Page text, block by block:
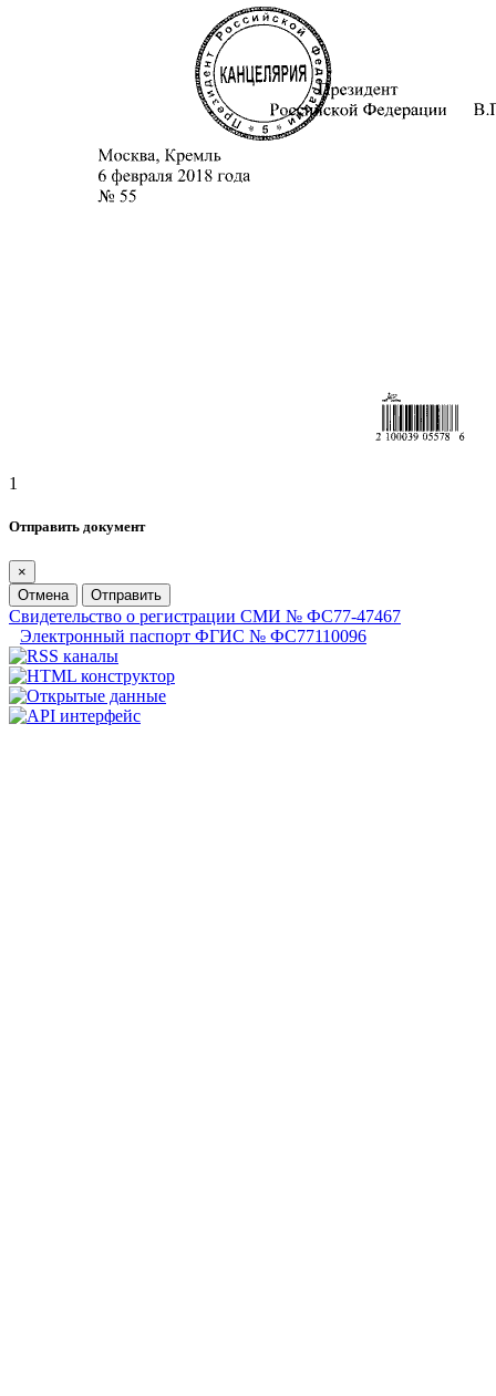
1
Отправить документ
×
Отмена
Отправить
Свидетельство о регистрации СМИ № ФС77-47467
Электронный паспорт ФГИС № ФС77110096